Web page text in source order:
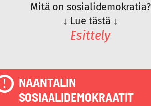
Mitä on sosialidemokratia?
↓ Lue tästä ↓
Esittely
NAANTALIN
SOSIAALIDEMOKRAATIT